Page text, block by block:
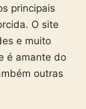
principais
O site
e muito
é amante do
outras